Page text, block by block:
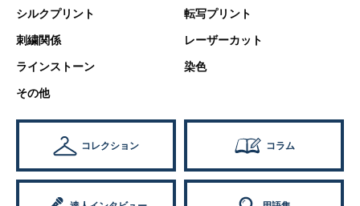
シルクプリント 転写プリント
刺繍関係 レーザーカット
ラインストーン 染色
その他
コレクション コラム